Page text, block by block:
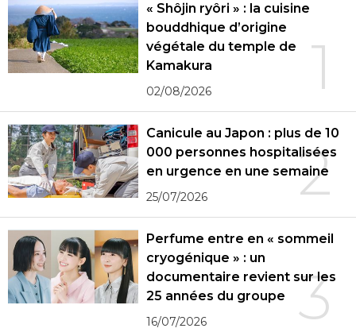
1
« Shôjin ryôri » : la cuisine
bouddhique d’origine
végétale du temple de
Kamakura
02/08/2026
2
Canicule au Japon : plus de 10
000 personnes hospitalisées
en urgence en une semaine
25/07/2026
3
Perfume entre en « sommeil
cryogénique » : un
documentaire revient sur les
25 années du groupe
16/07/2026